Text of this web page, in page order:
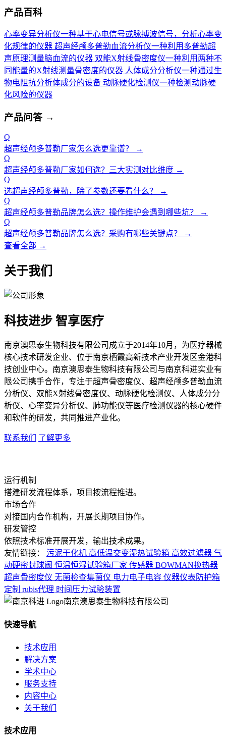
产品百科
心率变异分析仪一种基于心电信号或脉搏波信号，分析心率变
化规律的仪器 超声经颅多普勒血流分析仪一种利用多普勒超
声原理测量脑血流的仪器 双能X射线骨密度仪一种利用两种不
同能量的X射线测量骨密度的仪器 人体成分分析仪一种通过生
物电阻抗分析体成分的设备 动脉硬化检测仪一种检测动脉硬
化风险的仪器
产品问答 →
Q
超声经颅多普勒厂家怎么选更靠谱？
→
Q
超声经颅多普勒厂家如何选？三大实测对比维度 →
Q
选超声经颅多普勒，除了参数还要看什么？
→
Q
超声经颅多普勒品牌怎么选？操作维护会遇到哪些坑？
→
Q
超声经颅多普勒品牌怎么选？采购有哪些关键点？
→
查看全部 →
关于我们
科技进步 智享医疗
南京澳思泰生物科技有限公司成立于2014年10月，为医疗器械
核心技术研发企业、位于南京栖霞高新技术产业开发区金港科
技创业中心。南京澳思泰生物科技有限公司与南京科进实业有
限公司携手合作，专注于超声骨密度仪、超声经颅多普勒血流
分析仪、双能X射线骨密度仪、动脉硬化检测仪、人体成分分
析仪、心率变异分析仪、肺功能仪等医疗检测仪器的核心硬件
和软件的研发，共同推进产业化。
联系我们 了解更多
运行机制
搭建研发流程体系，项目按流程推进。
市场合作
对接国内合作机构，开展长期项目协作。
研发管控
依照技术标准开展开发，输出技术成果。
友情链接：
污泥干化机 高低温交变湿热试验箱 高效过滤器 气
动硬密封球阀 恒温恒湿试验箱厂家 传感器 BOWMAN换热器
超声骨密度仪 无菌检查集菌仪 电力电子电容 仪器仪表防护箱
定制 rubis代理 时间压力试验装置
南京澳思泰生物科技有限公司
快速导航
技术应用
解决方案
学术中心
服务支持
内容中心
关于我们
技术应用